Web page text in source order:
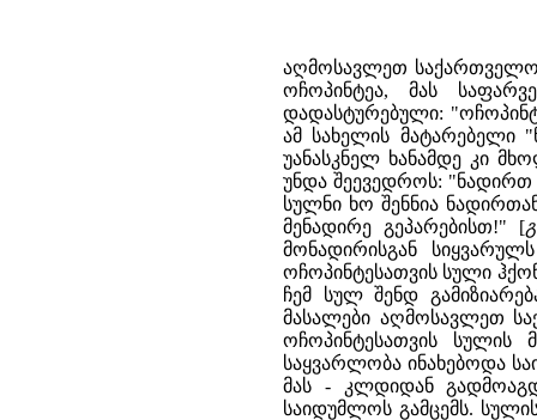
აღმოსავლეთ
ოჩოპინტეა, მას
დადასტურებული:
ამ სახელის მატარებელი
უანასკნელ ხანამდე კი
უნდა შეევედროს: "ნადირთ
სულნი ხო შენნია
მენადირე გეპარებისთ!" [
მონადირისგან
ოჩოპინტესათვის სული
ჩემ სულ შენდ
მასალები აღმოსავლეთ
ოჩოპინტესათვის
საყვარლობა ინახებოდა
მას - კლდიდან
საიდუმლოს გამცემს.